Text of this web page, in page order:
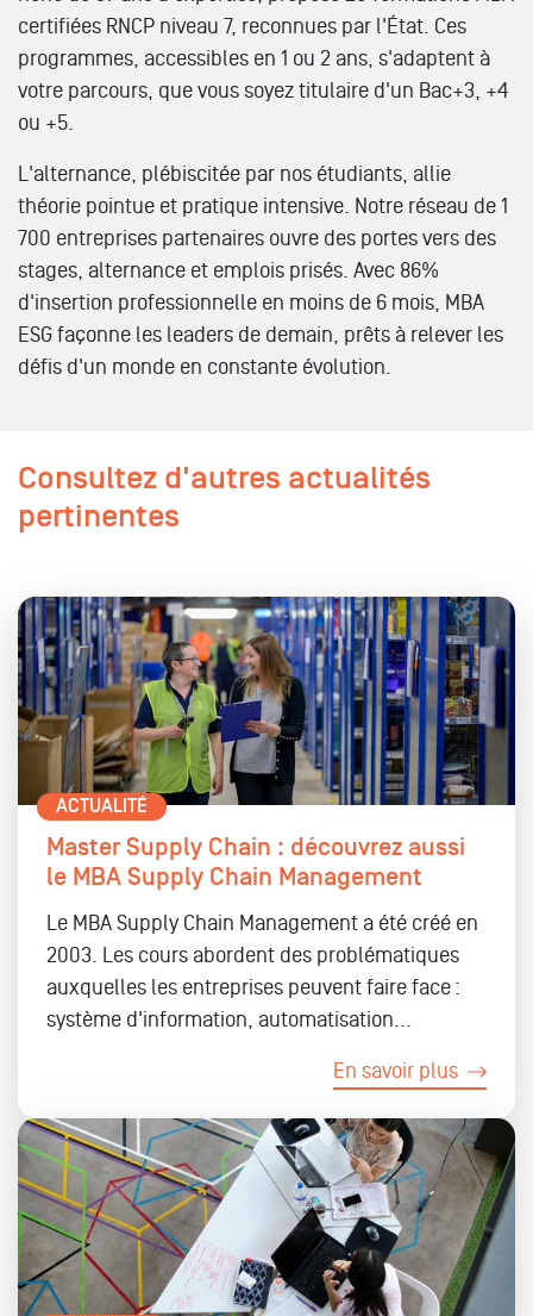
certifiées RNCP niveau 7, reconnues par l'État. Ces
programmes, accessibles en 1 ou 2 ans, s'adaptent à
votre parcours, que vous soyez titulaire d'un Bac+3, +4
ou +5.
L'alternance, plébiscitée par nos étudiants, allie
théorie pointue et pratique intensive. Notre réseau de 1
700 entreprises partenaires ouvre des portes vers des
stages, alternance et emplois prisés. Avec 86%
d'insertion professionnelle en moins de 6 mois, MBA
ESG façonne les leaders de demain, prêts à relever les
défis d'un monde en constante évolution.
Consultez d'autres actualités
pertinentes
ACTUALITÉ
Master Supply Chain : découvrez aussi
le MBA Supply Chain Management
Le MBA Supply Chain Management a été créé en
2003. Les cours abordent des problématiques
auxquelles les entreprises peuvent faire face :
système d'information, automatisation...
En savoir plus